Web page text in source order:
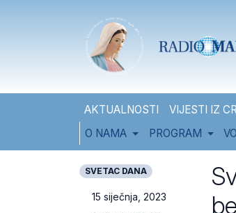
AKTUALNOSTI VIJESTI IZ
O NAMA
PROGRAM
SVETAC DANA
15 siječnja, 2023